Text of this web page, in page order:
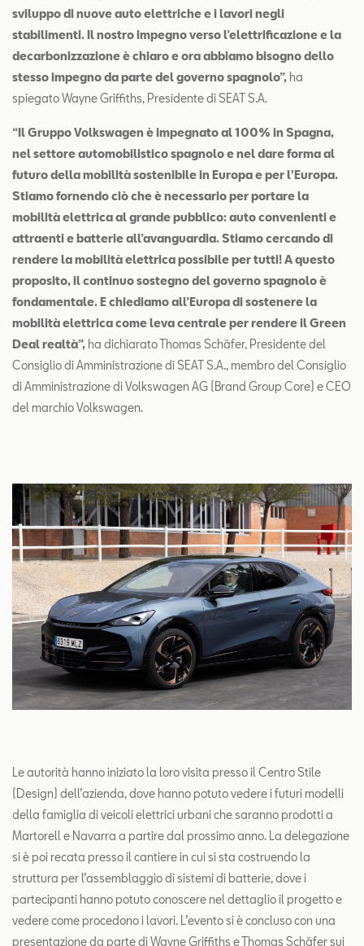
sviluppo di nuove auto elettriche e i lavori negli
stabilimenti. Il nostro impegno verso l’elettrificazione e la
decarbonizzazione è chiaro e ora abbiamo bisogno dello
stesso impegno da parte del governo spagnolo”, ha
spiegato Wayne Griffiths, Presidente di SEAT S.A.
“Il Gruppo Volkswagen è impegnato al 100% in Spagna,
nel settore automobilistico spagnolo e nel dare forma al
futuro della mobilità sostenibile in Europa e per l'Europa.
Stiamo fornendo ciò che è necessario per portare la
mobilità elettrica al grande pubblico: auto convenienti e
attraenti e batterie all’avanguardia. Stiamo cercando di
rendere la mobilità elettrica possibile per tutti! A questo
proposito, il continuo sostegno del governo spagnolo è
fondamentale. E chiediamo all’Europa di sostenere la
mobilità elettrica come leva centrale per rendere il Green
Deal realtà”, ha dichiarato Thomas Schäfer, Presidente del
Consiglio di Amministrazione di SEAT S.A., membro del Consiglio
di Amministrazione di Volkswagen AG (Brand Group Core) e CEO
del marchio Volkswagen.
Le autorità hanno iniziato la loro visita presso il Centro Stile
(Design) dell’azienda, dove hanno potuto vedere i futuri modelli
della famiglia di veicoli elettrici urbani che saranno prodotti a
Martorell e Navarra a partire dal prossimo anno. La delegazione
si è poi recata presso il cantiere in cui si sta costruendo la
struttura per l’assemblaggio di sistemi di batterie, dove i
partecipanti hanno potuto conoscere nel dettaglio il progetto e
vedere come procedono i lavori. L’evento si è concluso con una
presentazione da parte di Wayne Griffiths e Thomas Schäfer sui